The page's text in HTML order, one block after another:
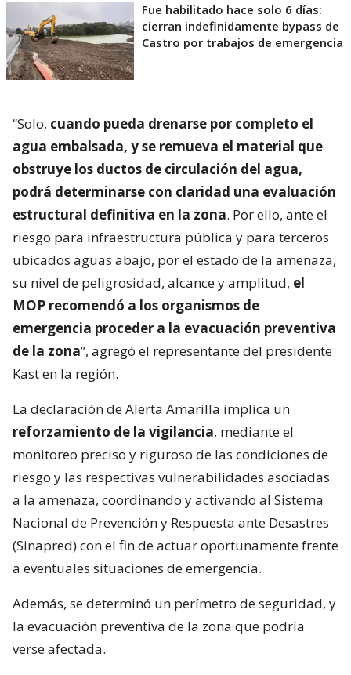
Fue habilitado hace solo 6 días:
cierran indefinidamente bypass de
Castro por trabajos de emergencia
“Solo, cuando pueda drenarse por completo el
agua embalsada, y se remueva el material que
obstruye los ductos de circulación del agua,
podrá determinarse con claridad una evaluación
estructural definitiva en la zona. Por ello, ante el
riesgo para infraestructura pública y para terceros
ubicados aguas abajo, por el estado de la amenaza,
su nivel de peligrosidad, alcance y amplitud, el
MOP recomendó a los organismos de
emergencia proceder a la evacuación preventiva
de la zona”, agregó el representante del presidente
Kast en la región.
La declaración de Alerta Amarilla implica un
reforzamiento de la vigilancia, mediante el
monitoreo preciso y riguroso de las condiciones de
riesgo y las respectivas vulnerabilidades asociadas
a la amenaza, coordinando y activando al Sistema
Nacional de Prevención y Respuesta ante Desastres
(Sinapred) con el fin de actuar oportunamente frente
a eventuales situaciones de emergencia.
Además, se determinó un perímetro de seguridad, y
la evacuación preventiva de la zona que podría
verse afectada.